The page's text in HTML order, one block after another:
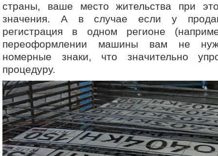
страны, ваше место жительства при
значения. А в случае если у
регистрация в одном регионе
переоформлении машины вам не
номерные знаки, что значительно
процедуру.